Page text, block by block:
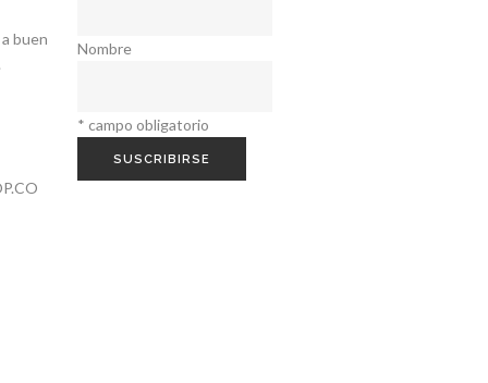
buen
Nombre
* campo obligatorio